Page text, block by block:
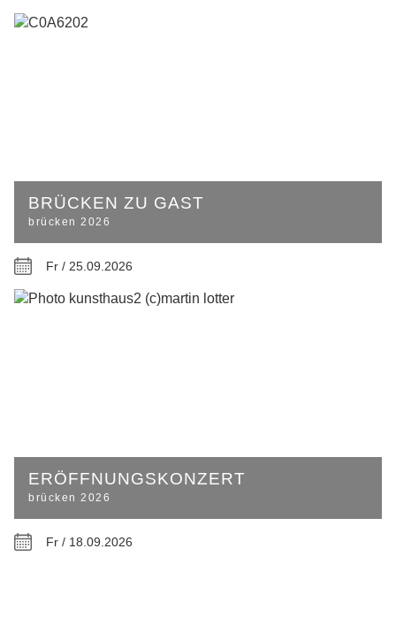
BRÜCKEN ZU GAST
brücken 2026
Fr / 25.09.2026
ERÖFFNUNGSKONZERT
brücken 2026
Fr / 18.09.2026